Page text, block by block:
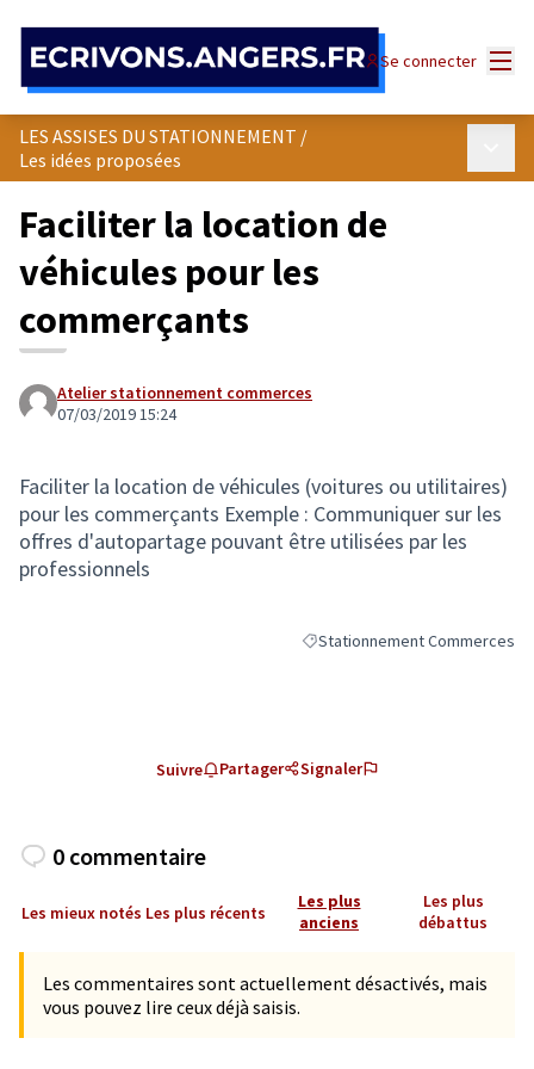
Se connecter
LES ASSISES DU STATIONNEMENT /
Les idées proposées
Faciliter la location de
véhicules pour les
commerçants
Atelier stationnement commerces
07/03/2019 15:24
Faciliter la location de véhicules (voitures ou utilitaires)
pour les commerçants Exemple : Communiquer sur les
offres d'autopartage pouvant être utilisées par les
professionnels
Filtrer les résultats de la
Stationnement Commerces
Suivre Partager Signaler
0 commentaire
Les mieux notés Les plus récents
Les plus
anciens
Les plus
débattus
Les commentaires sont actuellement désactivés, mais
vous pouvez lire ceux déjà saisis.